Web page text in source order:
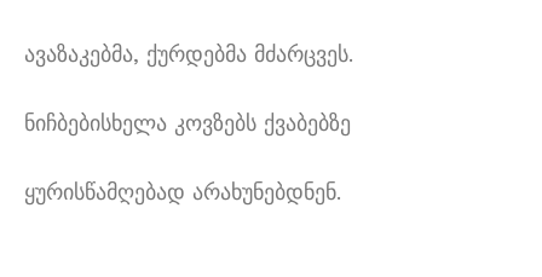
ავაზაკებმა, ქურდებმა მძარცვეს.
ნიჩბებისხელა კოვზებს ქვაბებზე
ყურისწამღებად არახუნებდნენ.